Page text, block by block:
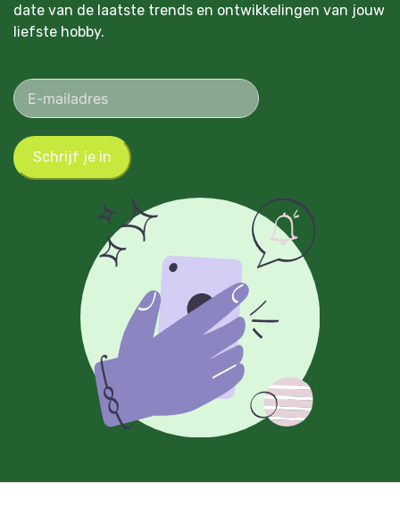
date van de laatste trends en ontwikkelingen van jouw
liefste hobby.
Schrijf je in